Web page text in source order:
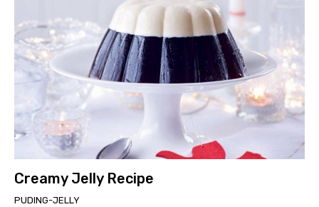
Creamy Jelly Recipe
PUDING-JELLY